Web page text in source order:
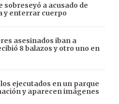
sobreseyó a acusado de
y enterrar cuerpo
asesinados iban a
8 balazos y otro uno en
ejecutados en un parque
y aparecen imágenes